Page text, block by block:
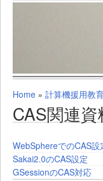
You are
Home » 計算機援用教
CAS関連資
WebSphereでのCAS設
Sakai2.0のCAS設定
GSessionのCAS対応